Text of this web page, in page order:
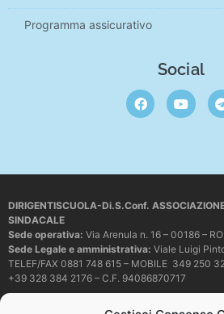
Programma assicurativo
Social
DIRIGENTISCUOLA-Di.S.Conf.
SINDACALE
Sede operativa: Via Arenula n. 16 – 00186 –
Sede Legale e amministrativa: Viale Luigi
TELEF/FAX 0881 748 615 – MOBILE 349 250
+39 328 384 2176 – C.F. 94086870717